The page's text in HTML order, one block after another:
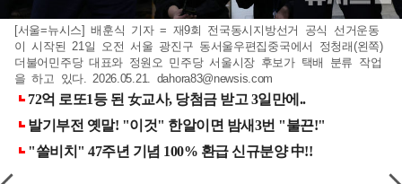
[서울=뉴시스] 배훈식 기자 = 재9회 전국동시지방선거 공식 선거운동
이 시작된 21일 오전 서울 광진구 동서울우편집중국에서 정청래(왼쪽)
더불어민주당 대표와 정원오 민주당 서울시장 후보가 택배 분류 작업
을 하고 있다. 2026.05.21. dahora83@newsis.com